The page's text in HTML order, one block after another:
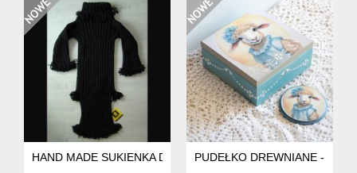
HAND MADE SUKIENKA DZIEWCZĘCA Z FRĘDZLAMI
PUDEŁKO DREWNIANE -